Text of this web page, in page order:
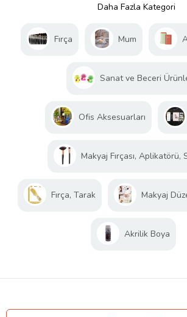
Daha Fazla Kategori
Fırça Mum
Sanat ve Beceri
Ofis Aksesuarları
Makyaj Fırçası, Aplikatörü,
Fırça, Tarak Makyaj
Akrilik Boya